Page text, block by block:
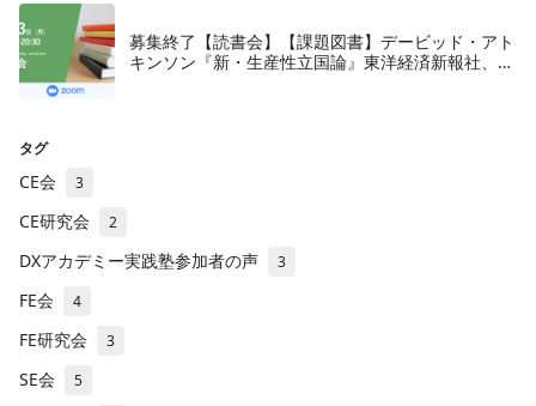
募集終了【読書会】【課題図書】デービッド・アト
キンソン『新・生産性立国論』東洋経済新報社、
タグ
CE会 3
CE研究会 2
DXアカデミー実践塾参加者の声 3
FE会 4
FE研究会 3
SE会 5